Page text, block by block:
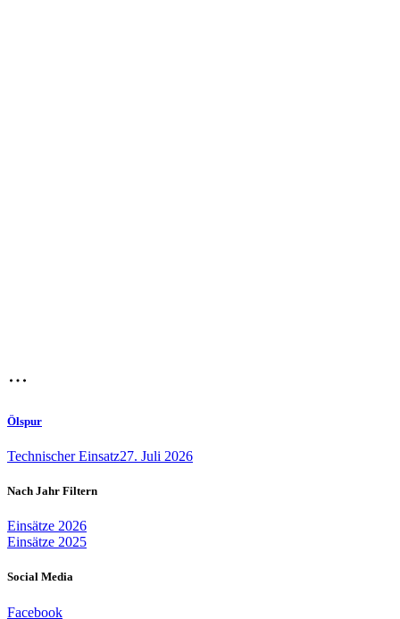
Ölspur
Technischer Einsatz27. Juli 2026
Nach Jahr Filtern
Einsätze 2026
Einsätze 2025
Social Media
Facebook